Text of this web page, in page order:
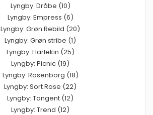
Lyngby: Dråbe (10)
Lyngby: Empress (6)
Lyngby: Grøn Rebild (20)
Lyngby: Grøn stribe (1)
Lyngby: Harlekin (25)
Lyngby: Picnic (19)
Lyngby: Rosenborg (18)
Lyngby: Sort Rose (22)
Lyngby: Tangent (12)
Lyngby: Trend (12)